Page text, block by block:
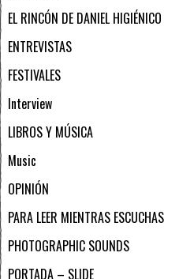
EL RINCÓN DE DANIEL HIGIÉNICO
ENTREVISTAS
FESTIVALES
Interview
LIBROS Y MÚSICA
Music
OPINIÓN
PARA LEER MIENTRAS ESCUCHAS
PHOTOGRAPHIC SOUNDS
PORTADA – SLIDE